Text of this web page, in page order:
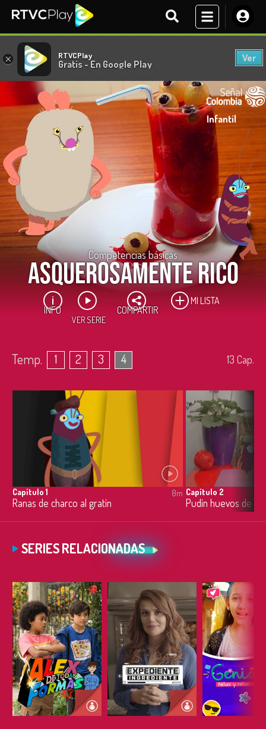
× RTVCPlay
Gratis - En Google Play
Ver
Infantil
Competencias básicas
Asquerosamente Rico
INFO
VER SERIE
COMPARTIR
MI LISTA
Serie ganadora en la categoría no-ficción en el Festival comKids 2017.
Temp. 1 2 3 4 13 Cap.
Capítulo 1
Ranas de charco al gratín
8m Capítulo 2
Pudín huevos de
SERIES RELACIONADAS
ESCUCHAR ESCUCHAR